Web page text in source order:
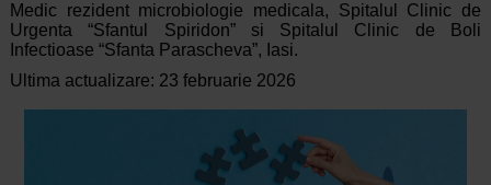
Medic rezident microbiologie medicala, Spitalul Clinic de
Urgenta “Sfantul Spiridon” si Spitalul Clinic de Boli
Infectioase “Sfanta Parascheva”, Iasi.
Ultima actualizare: 23 februarie 2026